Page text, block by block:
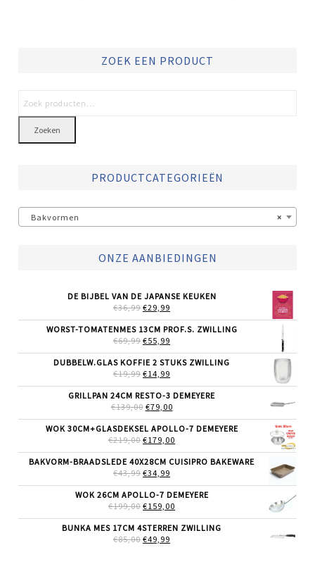
ZOEK EEN PRODUCT
Zoeken
PRODUCTCATEGORIEËN
×
Bakvormen
ONZE AANBIEDINGEN
DE BIJBEL VAN DE JAPANSE KEUKEN
€36,99 OORSPRONKELIJKE
WAS:
€36,99.
€29,99
IS:
WORST-TOMATENMES 13CM PROF.S. ZWILLING
€69,99 OORSPRONKELIJKE
WAS:
€69,99.
€55,99
IS:
DUBBELW.GLAS KOFFIE 2 STUKS ZWILLING
€19,99 OORSPRONKELIJKE
WAS:
€19,99.
€14,99
IS:
€14,99.
GRILLPAN 24CM RESTO-3 DEMEYERE
€139,00 OORSPRONKELIJKE
WAS:
€139,00.
€79,00HUIDIGE
IS:
€79,00.
WOK 30CM+GLASDEKSEL APOLLO-7 DEMEYERE
€219,00 OORSPRONKELIJKE
WAS:
€219,00.
€179,00
IS:
BAKVORM-BRAADSLEDE 40X28CM CUISIPRO BAKEWARE
€43,99 OORSPRONKELIJKE
WAS:
€43,99.
€34,99
IS:
€34,99.
WOK 26CM APOLLO-7 DEMEYERE
€199,00 OORSPRONKELIJKE
WAS:
€199,00.
€159,00
IS:
BUNKA MES 17CM 4STERREN ZWILLING
€85,00 OORSPRONKELIJKE
€49,99